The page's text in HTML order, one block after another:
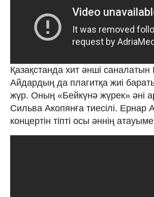
Қазақстанда хит әнші саналатын
Айдардың да плагитқа жиі
жүр. Оның «Бейкүнә жүрек» әні
Сильва Акопянға тиесілі. Ернар
концертін тіпті осы әннің